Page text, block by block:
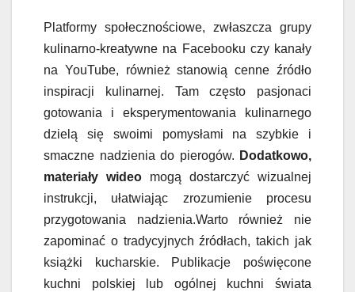
Platformy społecznościowe, zwłaszcza grupy
kulinarno-kreatywne na Facebooku czy kanały
na YouTube, również stanowią cenne źródło
inspiracji kulinarnej. Tam często pasjonaci
gotowania i eksperymentowania kulinarnego
dzielą się swoimi pomysłami na szybkie i
smaczne nadzienia do pierogów. Dodatkowo,
materiały wideo mogą dostarczyć wizualnej
instrukcji, ułatwiając zrozumienie procesu
przygotowania nadzienia.Warto również nie
zapominać o tradycyjnych źródłach, takich jak
książki kucharskie. Publikacje poświęcone
kuchni polskiej lub ogólnej kuchni świata